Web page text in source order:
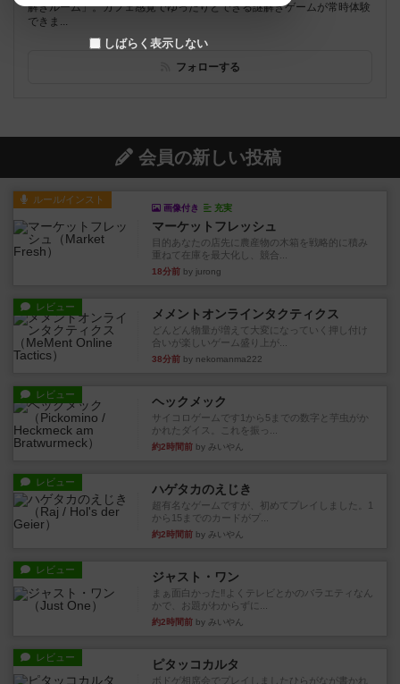
解きルーム」。カフェ感覚でゆったりとできる謎解きゲームが常時体験
できま...
フォローする
会員の新しい投稿
ルール/インスト
画像付き 充実
マーケットフレッシュ
目的あなたの店先に農産物の木箱を戦略的に積み
重ねて在庫を最大化し、競合...
18分前 by jurong
レビュー メメントオンラインタクティクス
どんどん物量が増えて大変になっていく押し付け
合いが楽しいゲーム盛り上が...
38分前 by nekomanma222
レビュー ヘックメック
サイコロゲームです1から5までの数字と芋虫がか
かれたダイス。これを振っ...
約2時間前 by みいやん
レビュー ハゲタカのえじき
超有名なゲームですが、初めてプレイしました。1
から15までのカードがプ...
約2時間前 by みいやん
レビュー ジャスト・ワン
まぁ面白かった‼️よくテレビとかのバラエティなん
かで、お題がわからずに...
約2時間前 by みいやん
レビュー ピタッコカルタ
ボドゲ相席会でプレイしましたひらがなが書かれ
しばらく表示しない